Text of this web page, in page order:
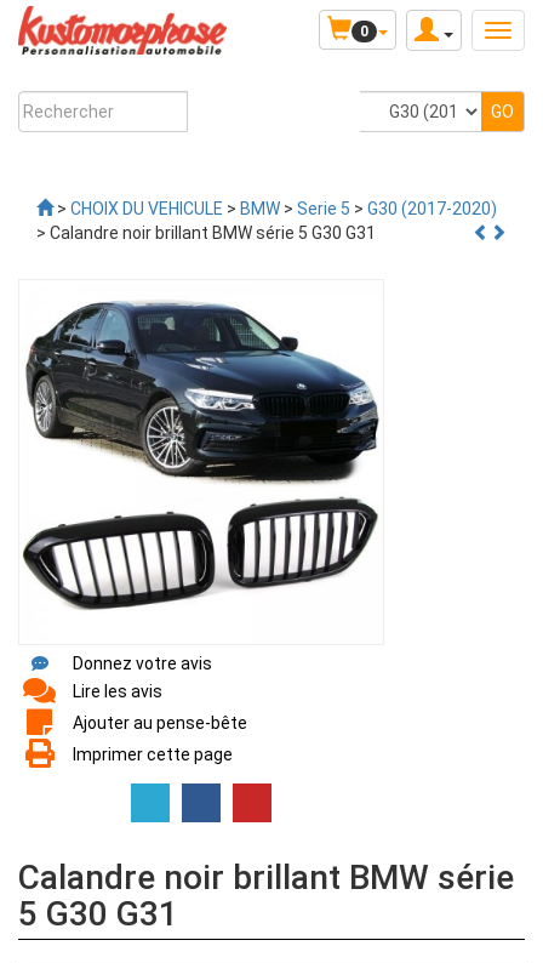
0
> CHOIX DU VEHICULE > BMW > Serie 5 > G30 (2017-2020)
> Calandre noir brillant BMW série 5 G30 G31
Donnez votre avis
Lire les avis
Ajouter au pense-bête
Imprimer cette page
Calandre noir brillant BMW série
5 G30 G31